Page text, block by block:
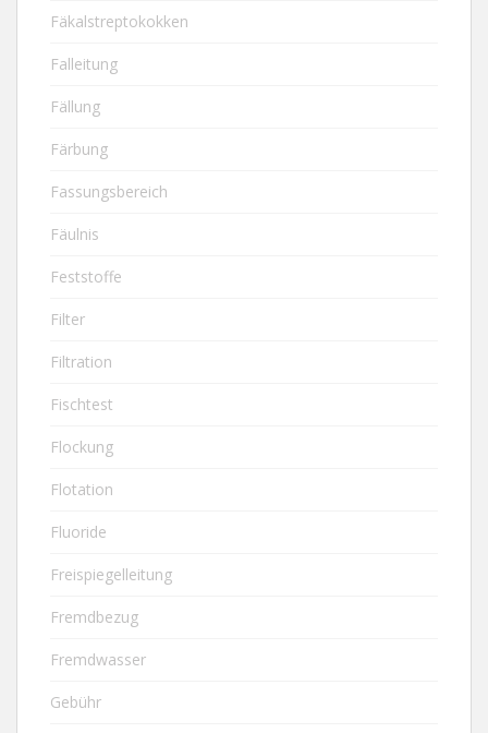
Fäkalstreptokokken
Falleitung
Fällung
Färbung
Fassungsbereich
Fäulnis
Feststoffe
Filter
Filtration
Fischtest
Flockung
Flotation
Fluoride
Freispiegelleitung
Fremdbezug
Fremdwasser
Gebühr